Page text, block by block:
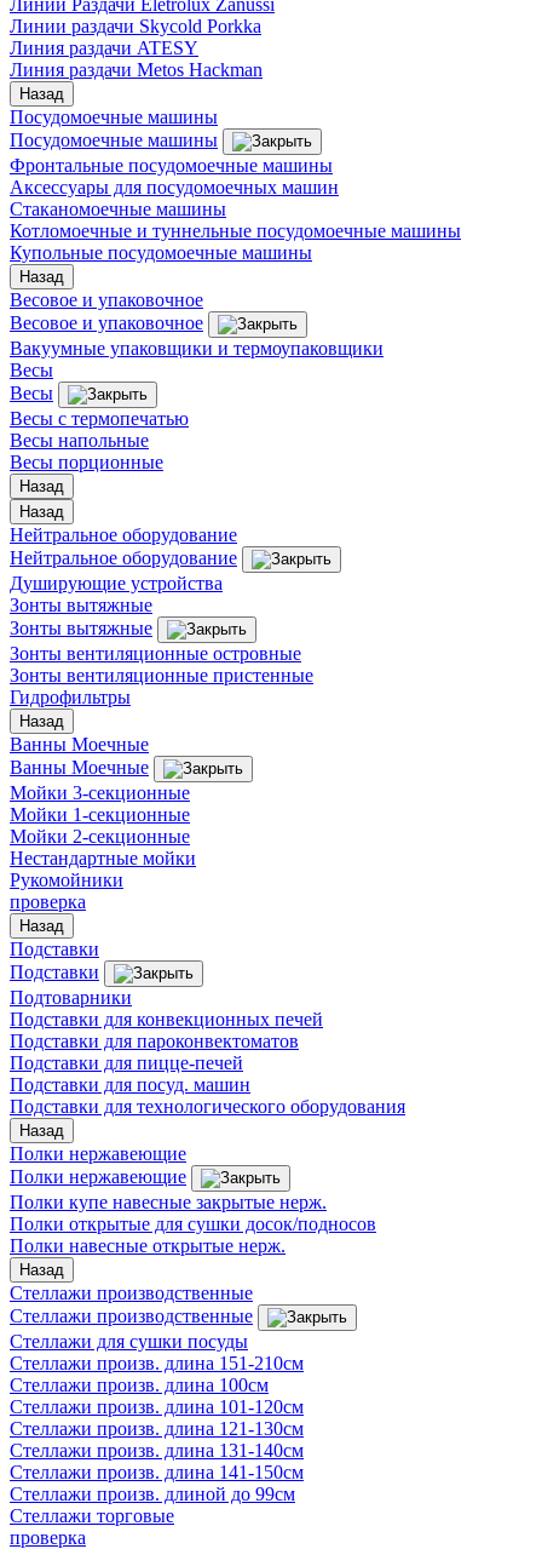
Линии раздачи Skycold Porkka
Линия раздачи ATESY
Линия раздачи Metos Hackman
Назад
Посудомоечные машины
Посудомоечные машины
Фронтальные посудомоечные машины
Аксессуары для посудомоечных машин
Стаканомоечные машины
Котломоечные и туннельные посудомоечные машины
Купольные посудомоечные машины
Назад
Весовое и упаковочное
Весовое и упаковочное
Вакуумные упаковщики и термоупаковщики
Весы
Весы
Весы с термопечатью
Весы напольные
Весы порционные
Назад
Назад
Нейтральное оборудование
Нейтральное оборудование
Душирующие устройства
Зонты вытяжные
Зонты вытяжные
Зонты вентиляционные островные
Зонты вентиляционные пристенные
Гидрофильтры
Назад
Ванны Моечные
Ванны Моечные
Мойки 3-секционные
Мойки 1-секционные
Мойки 2-секционные
Нестандартные мойки
Рукомойники
проверка
Назад
Подставки
Подставки
Подтоварники
Подставки для конвекционных печей
Подставки для пароконвектоматов
Подставки для пицце-печей
Подставки для посуд. машин
Подставки для технологического оборудования
Назад
Полки нержавеющие
Полки нержавеющие
Полки купе навесные закрытые нерж.
Полки открытые для сушки досок/подносов
Полки навесные открытые нерж.
Назад
Стеллажи производственные
Стеллажи производственные
Стеллажи для сушки посуды
Стеллажи произв. длина 151-210см
Стеллажи произв. длина 100см
Стеллажи произв. длина 101-120см
Стеллажи произв. длина 121-130см
Стеллажи произв. длина 131-140см
Стеллажи произв. длина 141-150см
Стеллажи произв. длиной до 99см
Стеллажи торговые
проверка